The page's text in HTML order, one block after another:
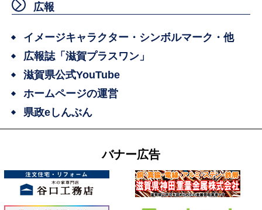
広報
イメージキャラクター・シンボルマーク・他
広報誌「滋賀プラスワン」
滋賀県公式YouTube
ホームページの運営
県政eしんぶん
バナー広告